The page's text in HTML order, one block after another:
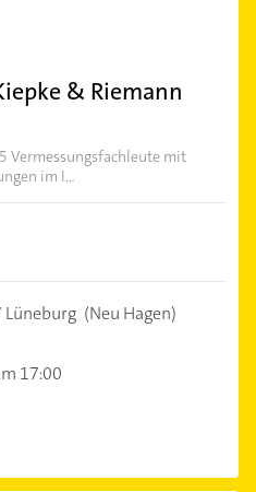
& Riemann
Vermessungsfachleute mit
im I...
Lüneburg (Neu Hagen)
17:00